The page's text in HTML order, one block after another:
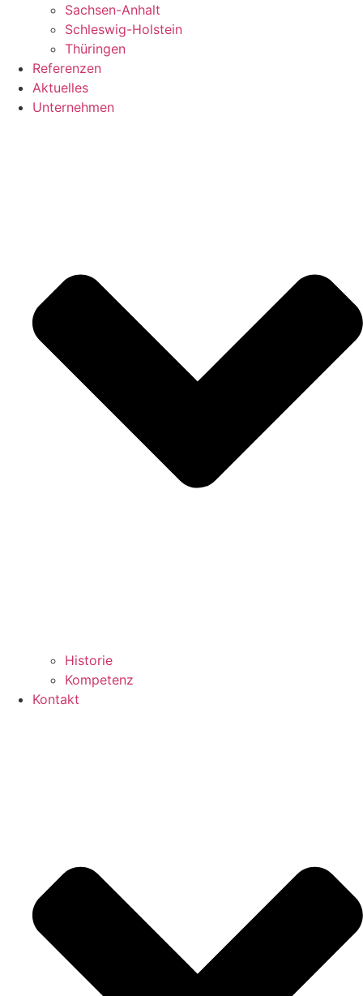
Sachsen-Anhalt
Schleswig-Holstein
Thüringen
Referenzen
Aktuelles
Unternehmen
Historie
Kompetenz
Kontakt